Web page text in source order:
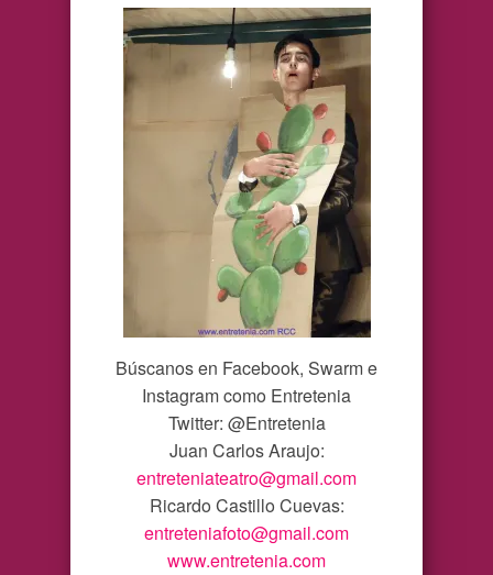
Búscanos en Facebook, Swarm e
Instagram como Entretenia
Twitter: @Entretenia
Juan Carlos Araujo:
entreteniateatro@gmail.com
Ricardo Castillo Cuevas:
entreteniafoto@gmail.com
www.entretenia.com